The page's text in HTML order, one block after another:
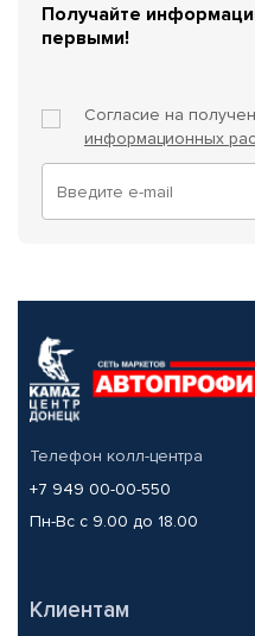
Получайте
первыми!
Согласие на
информационных
Телефон колл-центра
+7 949 00-00-550
Пн-Вс с 9.00 до 18.00
Клиентам